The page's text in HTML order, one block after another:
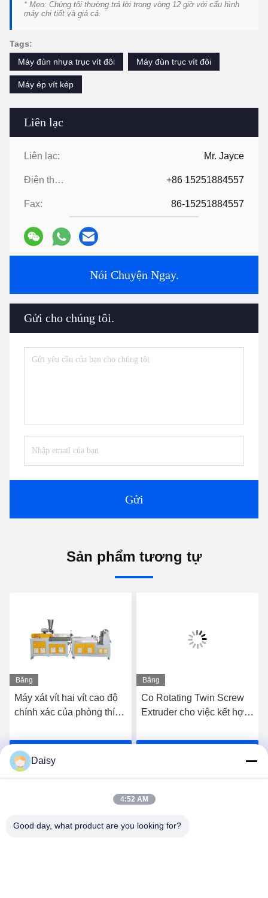
Liên lạc
Liên lạc: Mr. Jayce
Điện thoại: +86 15251884557
Fax: 86-15251884557
Nói Chuyện Ngay.
Gửi cho chúng tôi.
Gửi
* Mẹo: Chúng tôi thường trả lời trong vòng 12 giờ với cấu hình
máy chi tiết và giá cả.
Tags:
Máy đùn nhựa trục vít đôi
Máy đùn trục vít đôi
Máy ép vít kép
Sản phẩm tương tự
Băng
hình
Máy xát vít hai vít cao độ
chính xác của phòng thí
Băng
hình
Co Rotating Twin Screw
Extruder cho việc kết hợp
Masterbatches
Daisy
4:52 AM
Good day, what product are you looking for?